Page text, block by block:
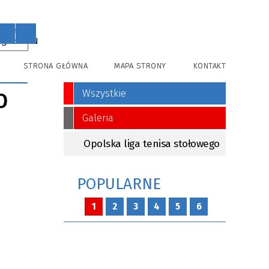
EN
STRONA GŁÓWNA MAPA STRONY KONTAKT
Wszystkie
Galeria
Opolska liga tenisa stołowego
POPULARNE
1 2 3 4 5 6